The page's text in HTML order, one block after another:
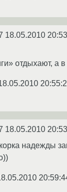
18.05.2010
отдыхают, а
18.05.2010
надежды